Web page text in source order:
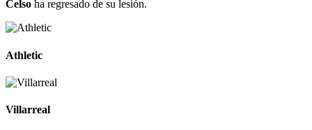
Celso ha regresado de su lesión.
Athletic
Villarreal